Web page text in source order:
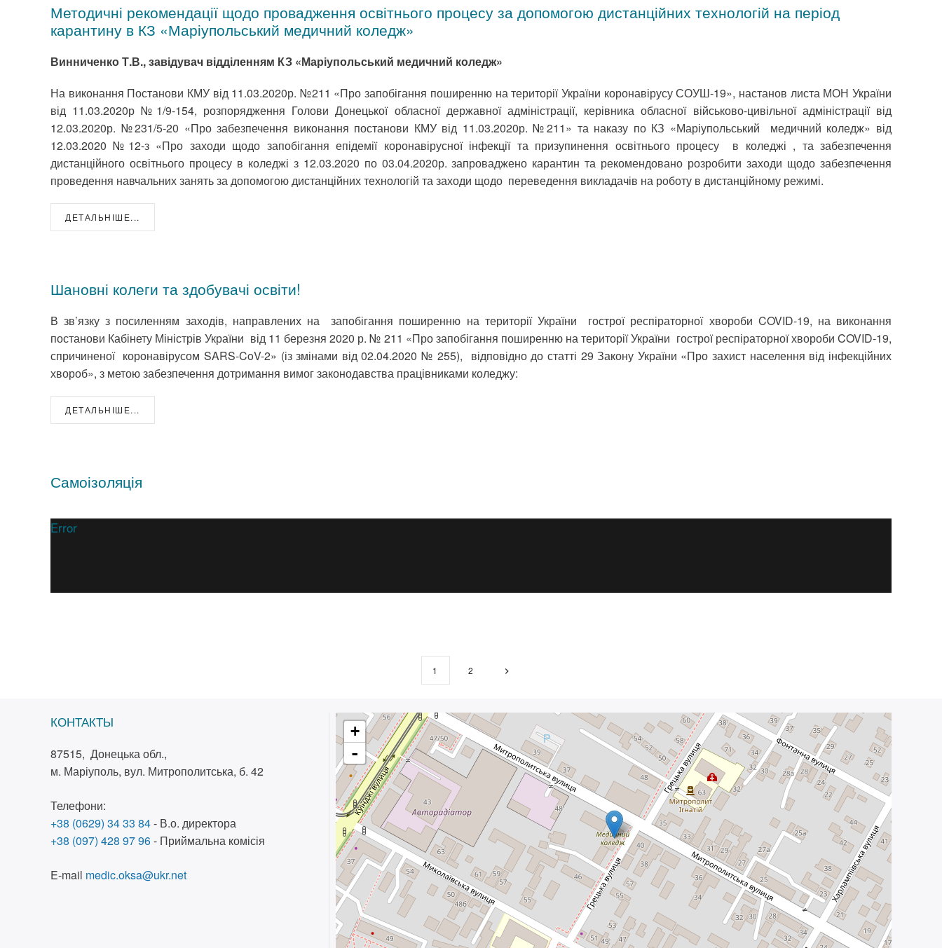
Методичні рекомендації щодо провадження освітнього процесу за допомогою дистанційних технологій на період
карантину в КЗ «Маріупольський медичний коледж»
Винниченко Т.В., завідувач відділенням КЗ «Маріупольський медичний коледж»
На виконання Постанови КМУ від 11.03.2020р. №211 «Про запобігання поширенню на території України коронавірусу СОУШ-19», настанов листа МОН України
від 11.03.2020р №1/9-154, розпорядження Голови Донецької обласної державної адміністрації, керівника обласної військово-цивільної адміністрації від
12.03.2020р. №231/5-20 «Про забезпечення виконання постанови КМУ від 11.03.2020р. №211» та наказу по КЗ «Маріупольський медичний коледж» від
12.03.2020 №12-з «Про заходи щодо запобігання епідемії коронавірусної інфекції та призупинення освітнього процесу в коледжі , та забезпечення
дистанційного освітнього процесу в коледжі з 12.03.2020 по 03.04.2020р. запроваджено карантин та рекомендовано розробити заходи щодо забезпечення
проведення навчальних занять за допомогою дистанційних технологій та заходи щодо переведення викладачів на роботу в дистанційному режимі.
ДЕТАЛЬНІШЕ...
Шановні колеги та здобувачі освіти!
В зв’язку з посиленням заходів, направлених на запобігання поширенню на території України гострої респіраторної хвороби COVID-19, на виконання
постанови Кабінету Міністрів України від 11 березня 2020 р. № 211 «Про запобігання поширенню на території України гострої респіраторної хвороби COVID-19,
спричиненої коронавірусом SARS-CoV-2» (із змінами від 02.04.2020 № 255), відповідно до статті 29 Закону України «Про захист населення від інфекційних
хвороб», з метою забезпечення дотримання вимог законодавства працівниками коледжу:
ДЕТАЛЬНІШЕ...
Самоізоляція
Error
1 2
КОНТАКТЫ
87515, Донецька обл.,
м. Маріуполь, вул. Митрополитська, б. 42
Телефони:
+38 (0629) 34 33 84- В.о. директора
+38 (097) 428 97 96- Приймальна комісія
E-mail medic.oksa@ukr.net
+
-